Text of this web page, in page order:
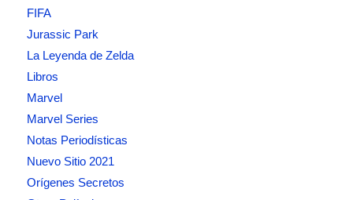
FIFA
Jurassic Park
La Leyenda de Zelda
Libros
Marvel
Marvel Series
Notas Periodísticas
Nuevo Sitio 2021
Orígenes Secretos